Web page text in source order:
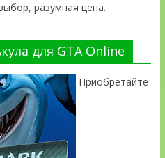
разумная цена.
для GTA Online
Приобретайте